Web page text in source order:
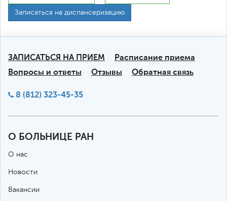
Записаться на диспансеризацию
ЗАПИСАТЬСЯ НА ПРИЕМ
Расписание приема
Вопросы и ответы
Отзывы Обратная связь
8 (812) 323-45-35
О БОЛЬНИЦЕ РАН
О нас
Новости
Вакансии